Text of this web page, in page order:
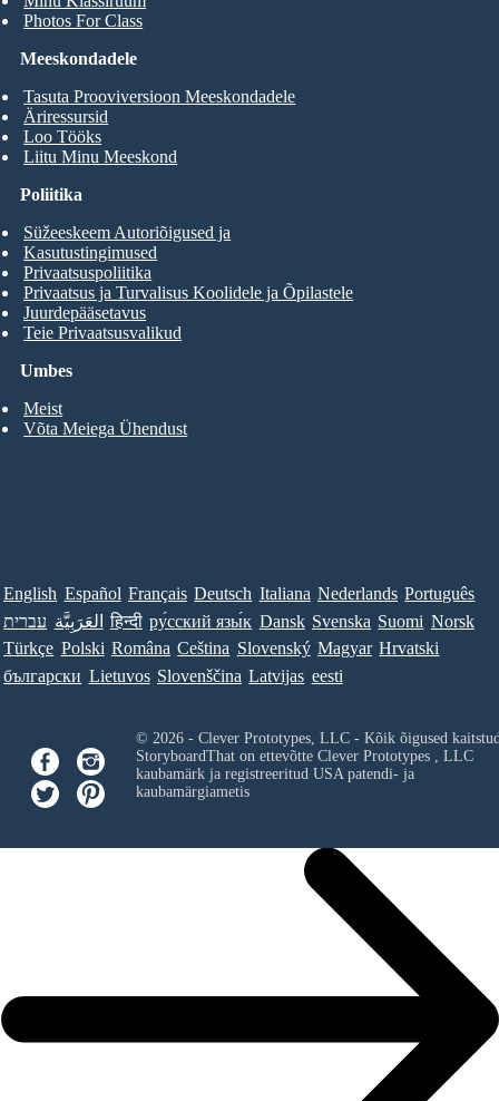
Photos For Class
Meeskondadele
Tasuta Prooviversioon Meeskondadele
Äriressursid
Loo Tööks
Liitu Minu Meeskond
Umbes
Meist
Võta Meiega Ühendust
Poliitika
Süžeeskeem Autoriõigused ja
Kasutustingimused
Privaatsuspoliitika
Privaatsus ja Turvalisus Koolidele ja Õpilastele
Juurdepääsetavus
Teie Privaatsusvalikud
English Español Français Deutsch Italiana Nederlands Português
עברית العَرَبِيَّة हिन्दी ру́сский язы́к Dansk Svenska Suomi Norsk
Türkçe Polski Româna Ceština Slovenský Magyar Hrvatski
български Lietuvos Slovenščina Latvijas eesti
© 2026 - Clever Prototypes, LLC - Kõik õigused
StoryboardThat on ettevõtte Clever Prototypes , LLC
kaubamärk ja registreeritud USA patendi- ja
kaubamärgiametis